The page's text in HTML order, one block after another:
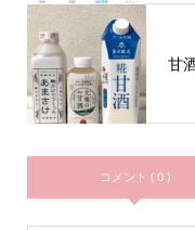
甘
コメント ( 0 )